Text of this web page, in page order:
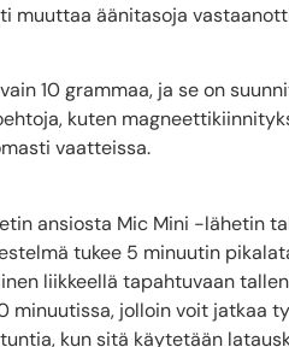
muuttaa äänitasoja
10 grammaa, ja se on
kuten
vaatteissa.
ansiosta Mic Mini -lähetin
tukee 5 minuutin
liikkeellä tapahtuvaan
minuutissa, jolloin voit jatkaa
kun sitä käytetään